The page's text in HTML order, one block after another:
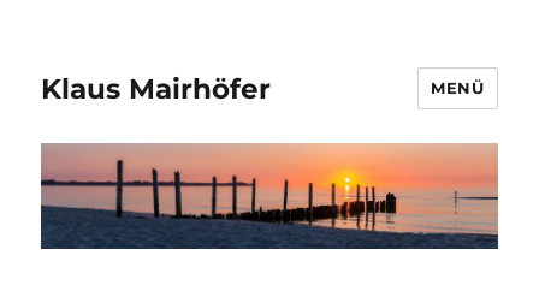
Klaus Mairhöfer MENÜ